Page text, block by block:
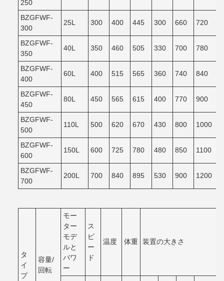
250
BZGFWF-
300
25L 300 400 445 300 660 720
BZGFWF-
350
40L 350 460 505 330 700 780
BZGFWF-
400
60L 400 515 565 360 740 840
BZGFWF-
450
80L 450 565 615 400 770 900
BZGFWF-
500
110L 500 620 670 430 800 1000
BZGFWF-
600
150L 600 725 780 480 850 1100
BZGFWF-
700
200L 700 840 895 530 900 1200
タ
イ
プ
容量/
回転
モー
ター
モデ
ルと
パワ
ー
ス
ピ
ー
ド
温度 体重 装置の大きさ